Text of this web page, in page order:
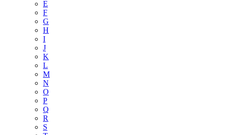
E
F
G
H
I
J
K
L
M
N
O
P
Q
R
S